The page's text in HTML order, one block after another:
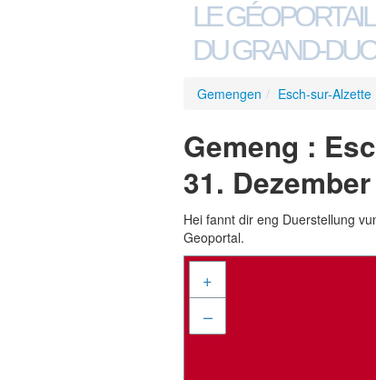
LE
DU GRAND-
Gemengen / Esch-sur-Alzette
Gemeng :
31.
Hei fannt dir eng Duerstellung
Geoportal.
+
–